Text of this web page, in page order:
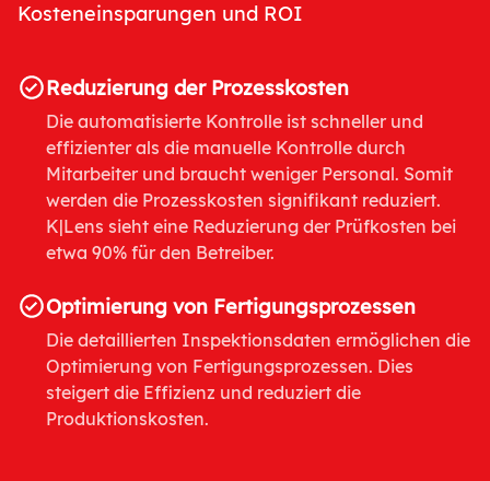
Kosteneinsparungen und ROI
Reduzierung der Prozesskosten
Die automatisierte Kontrolle ist schneller und
effizienter als die manuelle Kontrolle durch
Mitarbeiter und braucht weniger Personal. Somit
werden die Prozesskosten signifikant reduziert.
K|Lens sieht eine Reduzierung der Prüfkosten bei
etwa 90% für den Betreiber.
Optimierung von Fertigungsprozessen
Die detaillierten Inspektionsdaten ermöglichen die
Optimierung von Fertigungsprozessen. Dies
steigert die Effizienz und reduziert die
Produktionskosten.